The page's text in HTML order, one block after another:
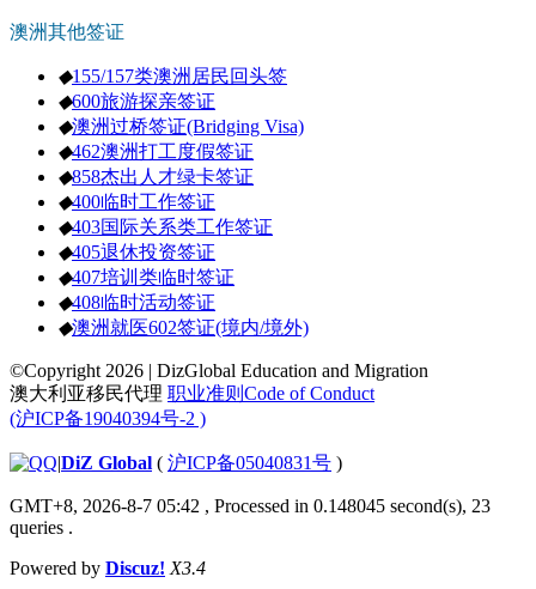
澳洲其他签证
◆155/157类澳洲居民回头签
◆600旅游探亲签证
◆澳洲过桥签证(Bridging Visa)
◆462澳洲打工度假签证
◆858杰出人才绿卡签证
◆400临时工作签证
◆403国际关系类工作签证
◆405退休投资签证
◆407培训类临时签证
◆408临时活动签证
◆澳洲就医602签证(境内/境外)
©Copyright 2026 | DizGlobal Education and Migration
澳大利亚移民代理 职业准则Code of Conduct
(沪ICP备19040394号-2 )
|DiZ Global ( 沪ICP备05040831号 )
GMT+8, 2026-8-7 05:42 , Processed in 0.148045 second(s), 23
queries .
Powered by Discuz! X3.4